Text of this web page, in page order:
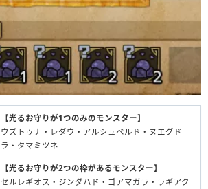
【光るお守りが1つのみのモンスター】
ウズトゥナ・レダウ・アルシュベルド・ヌエグド
ラ・タマミツネ
【光るお守りが2つの枠があるモンスター】
セルレギオス・ジンダハド・ゴアマガラ・ラギアク